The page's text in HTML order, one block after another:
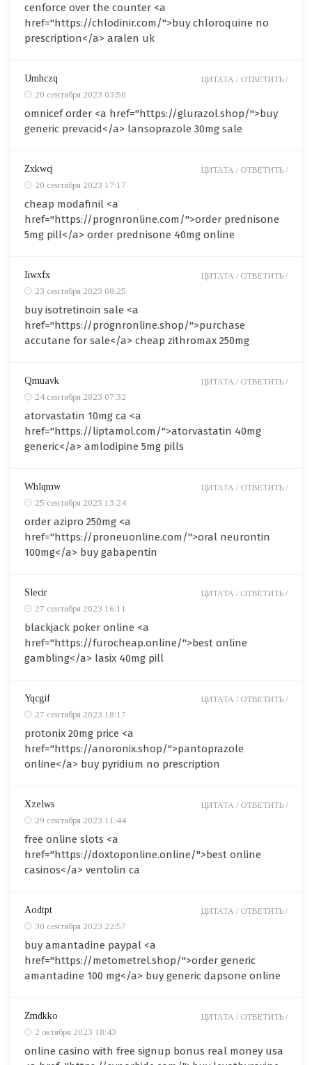
cenforce over the counter <a
href="https://chlodinir.com/">buy chloroquine no
prescription</a> aralen uk
Umhczq
20 сентября 2023 03:50
omnicef order <a href="https://glurazol.shop/">buy
generic prevacid</a> lansoprazole 30mg sale
ЦИТАТА / ОТВЕТИТЬ /
Zxkwcj
20 сентября 2023 17:17
cheap modafinil <a
href="https://prognronline.com/">order prednisone
5mg pill</a> order prednisone 40mg online
ЦИТАТА / ОТВЕТИТЬ /
Iiwxfx
23 сентября 2023 08:25
buy isotretinoin sale <a
href="https://prognronline.shop/">purchase
accutane for sale</a> cheap zithromax 250mg
ЦИТАТА / ОТВЕТИТЬ /
Qmuavk
24 сентября 2023 07:32
atorvastatin 10mg ca <a
href="https://liptamol.com/">atorvastatin 40mg
generic</a> amlodipine 5mg pills
ЦИТАТА / ОТВЕТИТЬ /
Whlqmw
25 сентября 2023 13:24
order azipro 250mg <a
href="https://proneuonline.com/">oral neurontin
100mg</a> buy gabapentin
ЦИТАТА / ОТВЕТИТЬ /
Slecir
27 сентября 2023 16:11
blackjack poker online <a
href="https://furocheap.online/">best online
gambling</a> lasix 40mg pill
ЦИТАТА / ОТВЕТИТЬ /
Yqcgif
27 сентября 2023 18:17
protonix 20mg price <a
href="https://anoronix.shop/">pantoprazole
online</a> buy pyridium no prescription
ЦИТАТА / ОТВЕТИТЬ /
Xzelws
29 сентября 2023 11:44
free online slots <a
href="https://doxtoponline.online/">best online
casinos</a> ventolin ca
ЦИТАТА / ОТВЕТИТЬ /
Aodtpt
30 сентября 2023 22:57
buy amantadine paypal <a
href="https://metometrel.shop/">order generic
amantadine 100 mg</a> buy generic dapsone online
ЦИТАТА / ОТВЕТИТЬ /
Zmdkko
2 октября 2023 18:43
online casino with free signup bonus real money usa
ЦИТАТА / ОТВЕТИТЬ /